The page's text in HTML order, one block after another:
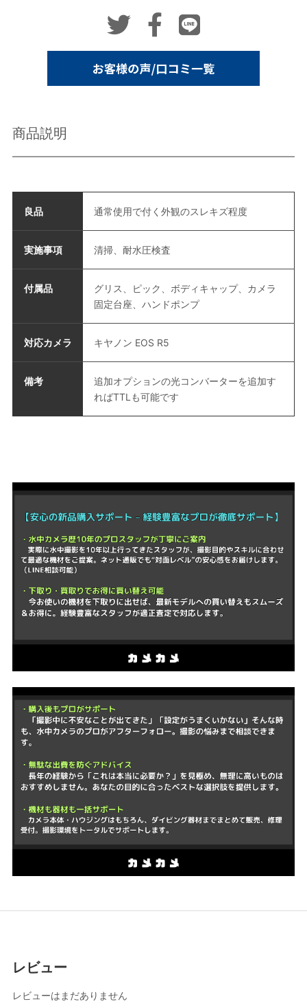
商品説明
良品 通常使用で付く外観のスレキズ程度
実施事項 清掃、耐水圧検査
付属品
グリス、ピック、ボディキャップ、カメラ
固定台座、ハンドポンプ
対応カメラ キヤノン EOS R5
備考
追加オプションの光コンバーターを追加す
ればTTLも可能です
レビュー
レビューはまだありません